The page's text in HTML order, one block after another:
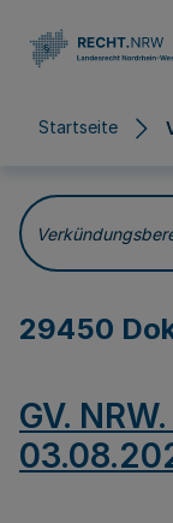
Startseite
29450
GV.